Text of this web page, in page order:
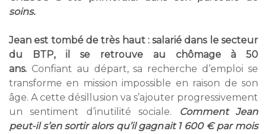
soins.
Jean est tombé de très haut : salarié dans le secteur
du BTP, il se retrouve au chômage à 50
ans. Confiant au départ, sa recherche d’emploi se
transforme en mission impossible en raison de son
âge. A cette désillusion va s’ajouter progressivement
un sentiment d’inutilité sociale.
Comment Jean
peut-il s’en sortir alors qu’il gagnait 1 600 € par mois